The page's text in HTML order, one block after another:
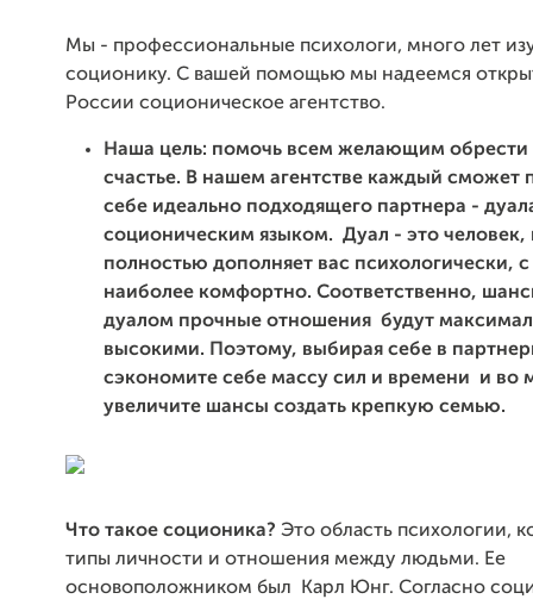
Мы - профессиональные психологи, много лет
соционику. С вашей помощью мы надеемся
России соционическое агентство.
Наша цель: помочь всем желающим обрести
счастье. В нашем агентстве каждый сможет
себе идеально подходящего партнера -
соционическим языком. Дуал - это
полностью дополняет вас психологически,
наиболее комфортно. Соответственно,
дуалом прочные отношения будут
высокими. Поэтому, выбирая себе в
сэкономите себе массу сил и времени и во
увеличите шансы создать крепкую семью.
Что такое соционика? Это область психологии,
типы личности и отношения между людьми. Ее
основоположником был Карл Юнг. Согласно